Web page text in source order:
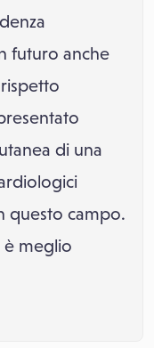
futuro anche
di una
questo campo.
è meglio